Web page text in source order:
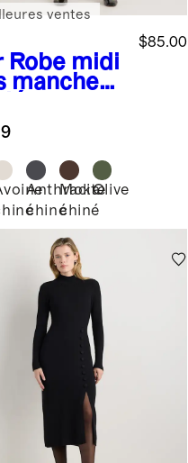
Robe midi
manches
et
$85.00
ventes
Anthracite
chiné
Moka
chiné
Olive